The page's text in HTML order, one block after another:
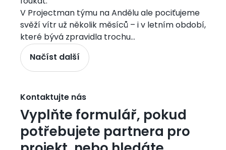
V Projectman týmu na Andělu ale pociťujeme
svěží vítr už několik měsíců – i v letním období,
které bývá zpravidla trochu...
Načíst další
Kontaktujte nás
Vyplňte formulář, pokud
potřebujete partnera pro